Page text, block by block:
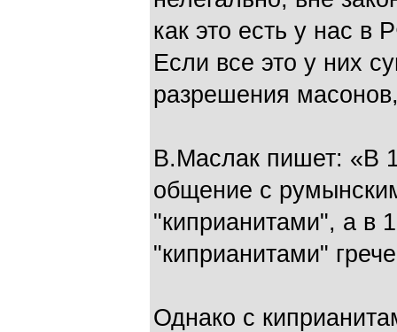
как это есть у нас в
Если все это у них
разрешения
В.Маслак пишет: «В
общение с
"киприанитами", а в
"киприанитами"
Однако с